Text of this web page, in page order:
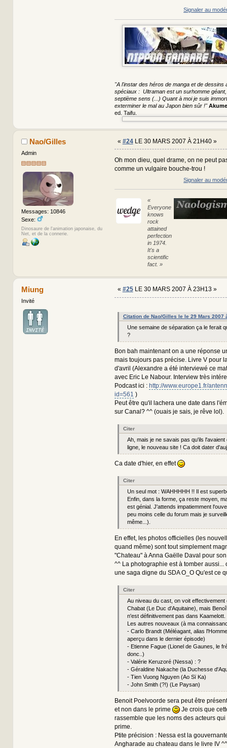
Signaler au
"A l'instar des héros de manga et de dessins
spéciaux : Ultraman est un surhomme
septième sens (...) Quant à moi je suis
exterminer le mal au Japon bien sûr !"
ed. Taifu.
Nao/Gilles
Admin
Messages: 10846
Sexe:
Dinosaure de l'animation japonaise, du
Net, et de la connerie.
« #24LE 30 MARS 2007 À 21H40 »
Oh mon dieu, quel drame, on ne peut
comme un vulgaire bouche-trou !
Signaler au
«
Everyone
knows
rock
attained
perfection
in 1974.
It's a
scientific
fact. »
Miung
Invité
« #25LE 30 MARS 2007 À 23H13 »
Citation de Nao/Gilles le le 29 Mars 2007
Une semaine de séparation ça le ferait
?
Bon bah maintenant on a une réponse
mais toujours pas précise. Livre V pour
d'avril (Alexandre a été interviewé ce
avec Eric Le Nabour. Interview très
Podcast ici : http://www.europe1.fr/
id=561 )
Peut être qu'il lachera une date dans
sur Canal? ^^ (ouais je sais, je rêve lol).
Citer
Ah, mais je ne savais pas qu'ils l'avaient
ligne, le nouveau site ! Ca doit dater
Ca date d'hier, en effet
Citer
Un seul mot : WAHHHHH !! Il est
Enfin, dans la forme, ça reste moyen,
est génial. J'attends impatiemment
peu moins celle du forum mais je
même...).
En effet, les photos officielles (les
quand même) sont tout simplement
"Chateau" à Anna Gaëlle Daval pour
^^ La photographie est à tomber aussi...
une saga digne du SDA O_O Qu'est ce
Citer
Au niveau du cast, on voit effectivement
Chabat (Le Duc d'Aquitaine), mais
n'est définitivement pas dans Kaamelott.
Les autres nouveaux (à ma
- Carlo Brandt (Méléagant, alias
aperçu dans le dernier épisode)
- Etienne Fague (Lionel de Gaunes, le
donc..)
- Valérie Keruzoré (Nessa) : ?
- Géraldine Nakache (la Duchesse
- Tien Vuong Nguyen (Ao Sï Ka)
- John Smith (?!) (Le Paysan)
Benoit Poelvoorde sera peut être
et non dans le prime
Je crois que
rassemble que les noms des acteurs
prime.
Ptite précision : Nessa est la
Angharade au chateau dans le livre IV ^^